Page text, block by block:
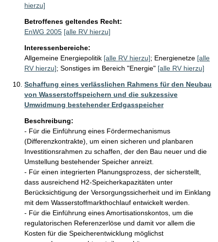
hierzu]
Betroffenes geltendes Recht:
EnWG 2005 [alle RV hierzu]
Interessenbereiche:
Allgemeine Energiepolitik [alle RV hierzu]; Energienetze [alle
RV hierzu]; Sonstiges im Bereich "Energie" [alle RV hierzu]
Schaffung eines verlässlichen Rahmens für den Neubau
von Wasserstoffspeichern und die sukzessive
Umwidmung bestehender Erdgasspeicher
Beschreibung:
- Für die Einführung eines Fördermechanismus
(Differenzkontrakte), um einen sicheren und planbaren
Investitionsrahmen zu schaffen, der den Bau neuer und die
Umstellung bestehender Speicher anreizt.
- Für einen integrierten Planungsprozess, der sicherstellt,
dass ausreichend H2-Speicherkapazitäten unter
Berücksichtigung der Versorgungssicherheit und im Einklang
mit dem Wasserstoffmarkthochlauf entwickelt werden.
- Für die Einführung eines Amortisationskontos, um die
regulatorischen Referenzerlöse und damit vor allem die
Kosten für die Speicherentwicklung möglichst